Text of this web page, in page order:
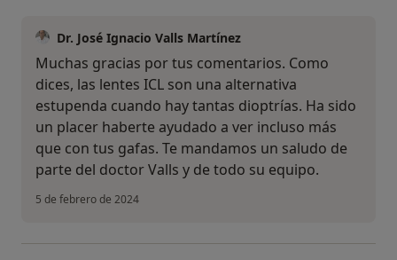
Dr. José Ignacio Valls Martínez
Muchas gracias por tus comentarios. Como
dices, las lentes ICL son una alternativa
estupenda cuando hay tantas dioptrías. Ha sido
un placer haberte ayudado a ver incluso más
que con tus gafas. Te mandamos un saludo de
parte del doctor Valls y de todo su equipo.
5 de febrero de 2024